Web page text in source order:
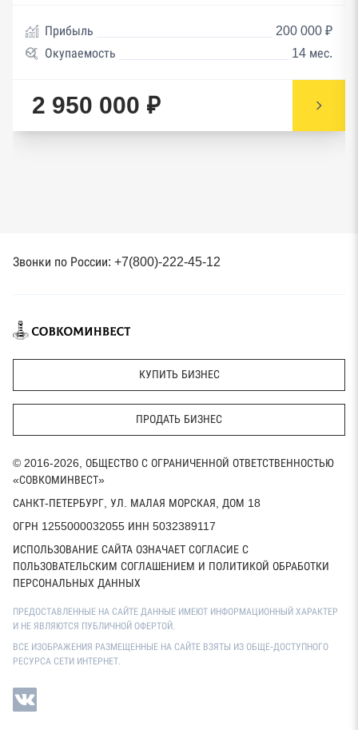
Прибыль
200 000 ₽
Окупаемость
14 мес.
2 950 000 ₽
Звонки по России: +7(800)-222-45-12
КУПИТЬ БИЗНЕС
ПРОДАТЬ БИЗНЕС
© 2016-2026, ОБЩЕСТВО С ОГРАНИЧЕННОЙ ОТВЕТСТВЕННОСТЬЮ
«СОВКОМИНВЕСТ»
САНКТ-ПЕТЕРБУРГ, УЛ. МАЛАЯ МОРСКАЯ, ДОМ 18
ОГРН 1255000032055 ИНН 5032389117
ИСПОЛЬЗОВАНИЕ САЙТА ОЗНАЧАЕТ СОГЛАСИЕ С
ПОЛЬЗОВАТЕЛЬСКИМ СОГЛАШЕНИЕМ И ПОЛИТИКОЙ ОБРАБОТКИ
ПЕРСОНАЛЬНЫХ ДАННЫХ
ПРЕДОСТАВЛЕННЫЕ НА САЙТЕ ДАННЫЕ ИМЕЮТ ИНФОРМАЦИОННЫЙ ХАРАКТЕР
И НЕ ЯВЛЯЮТСЯ ПУБЛИЧНОЙ ОФЕРТОЙ.
ВСЕ ИЗОБРАЖЕНИЯ РАЗМЕЩЕННЫЕ НА САЙТЕ ВЗЯТЫ ИЗ ОБЩЕ-ДОСТУПНОГО
РЕСУРСА СЕТИ ИНТЕРНЕТ.